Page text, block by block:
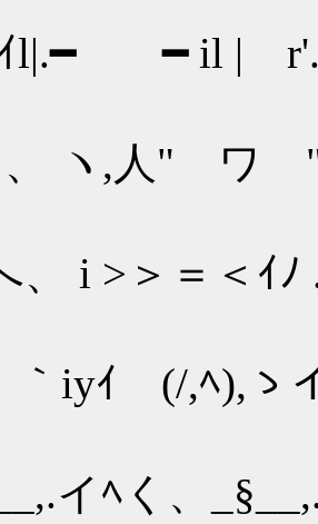
/ｲl|.━ ━ il | r'.
、 ヽ,人" ワ "
、 i >＞＝＜ｲﾉ
iyｲ (/,ﾍ),ゝ
イﾍく